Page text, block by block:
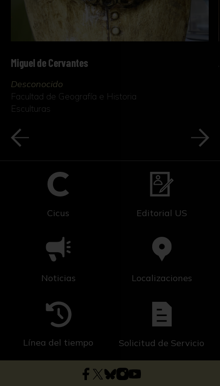
Miguel de Cervantes
Desconocido
Facultad de Geografía e Historia
Esculturas
Cicus Editorial US
Noticias Localizaciones
Línea del tiempo Solicitud de Servicio